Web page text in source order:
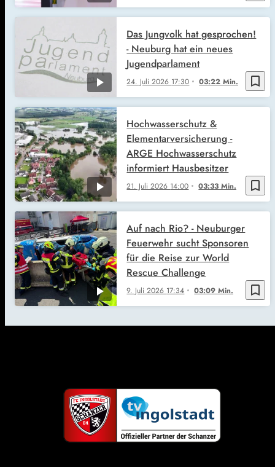
bookmark_border
24. Juli 2026 17:30 03:22 Min.
Das Jungvolk hat gesprochen!
- Neuburg hat ein neues
Jugendparlament
bookmark_border
21. Juli 2026 14:00 03:33 Min.
Hochwasserschutz &
Elementarversicherung -
ARGE Hochwasserschutz
informiert Hausbesitzer
bookmark_border
9. Juli 2026 17:34 03:09 Min.
Auf nach Rio? - Neuburger
Feuerwehr sucht Sponsoren
für die Reise zur World
Rescue Challenge